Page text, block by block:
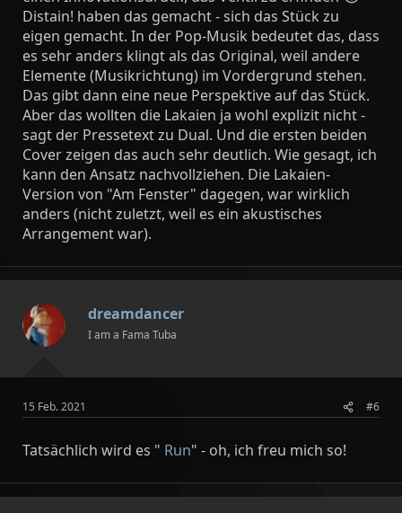
Distain! haben das gemacht - sich das Stück zu
eigen gemacht. In der Pop-Musik bedeutet das, dass
es sehr anders klingt als das Original, weil andere
Elemente (Musikrichtung) im Vordergrund stehen.
Das gibt dann eine neue Perspektive auf das Stück.
Aber das wollten die Lakaien ja wohl explizit nicht -
sagt der Pressetext zu Dual. Und die ersten beiden
Cover zeigen das auch sehr deutlich. Wie gesagt, ich
kann den Ansatz nachvollziehen. Die Lakaien-
Version von "Am Fenster" dagegen, war wirklich
anders (nicht zuletzt, weil es ein akustisches
Arrangement war).
dreamdancer
I am a Fama Tuba
15 Feb. 2021 #6
Tatsächlich wird es " Run" - oh, ich freu mich so!